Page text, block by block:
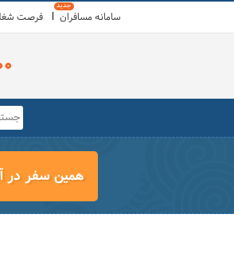
سامانه مسافران فرصت
همین سفر در